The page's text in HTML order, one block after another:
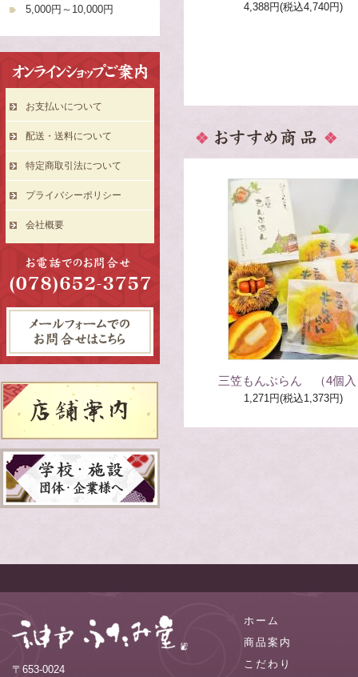
4,388円(税込4,740円)
三笠もんぶらん （4個
1,271円(税込1,373円)
5,000円～10,000円
お支払いについて
配送・送料について
特定商取引法について
プライバシーポリシー
会社概要
〒653-0024
ホーム
商品案内
こだわり